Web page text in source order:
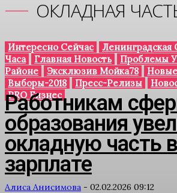
ОКЛАДНАЯ
Интересно Сейчас Ленинградская
Часа
Главная Новость Проблемы
Районе
Эксклюзив Мойка78
Выборы-2018
Пресс-Релизы
PRO Бизнес
Работникам
образования
окладную часть в
зарплате
Алиса Анисимова - 02.02.2026 09:12